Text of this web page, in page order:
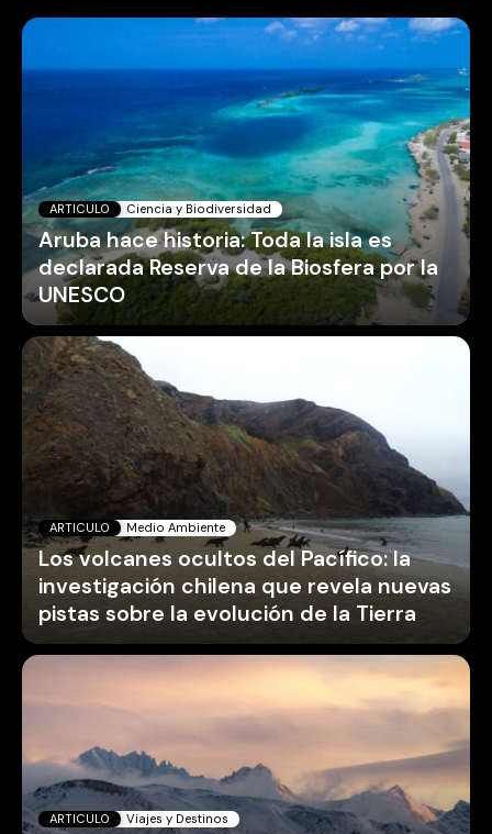
ARTICULO Ciencia y Biodiversidad
Aruba hace historia: Toda la isla es
declarada Reserva de la Biosfera por la
UNESCO
ARTICULO Medio Ambiente
Los volcanes ocultos del Pacífico: la
investigación chilena que revela nuevas
pistas sobre la evolución de la Tierra
ARTICULO Viajes y Destinos